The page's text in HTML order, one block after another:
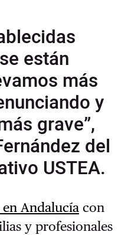
están
más
y
grave”,
del
USTEA.
Andalucíacon
y profesionales